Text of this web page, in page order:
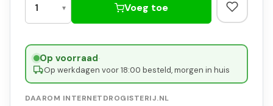
Voeg toe
Op voorraad·
Op werkdagen voor 18:00 besteld, morgen in huis
DAAROM INTERNETDROGISTERIJ.NL